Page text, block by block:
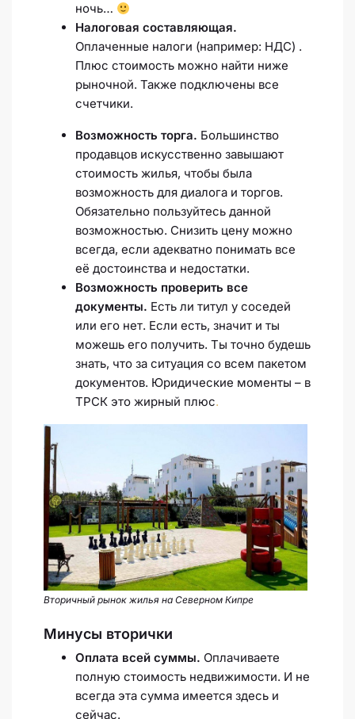
ночь…
Налоговая составляющая.
Оплаченные налоги (например: НДС) .
Плюс стоимость можно найти ниже
рыночной. Также подключены все
счетчики.
Возможность торга. Большинство
продавцов искусственно завышают
стоимость жилья, чтобы была
возможность для диалога и торгов.
Обязательно пользуйтесь данной
возможностью. Снизить цену можно
всегда, если адекватно понимать все
её достоинства и недостатки.
Возможность проверить все
документы. Есть ли титул у соседей
или его нет. Если есть, значит и ты
можешь его получить. Ты точно будешь
знать, что за ситуация со всем пакетом
документов. Юридические моменты – в
ТРСК это жирный плюс.
Вторичный рынок жилья на Северном Кипре
Минусы вторички
Оплата всей суммы. Оплачиваете
полную стоимость недвижимости. И не
всегда эта сумма имеется здесь и
сейчас.